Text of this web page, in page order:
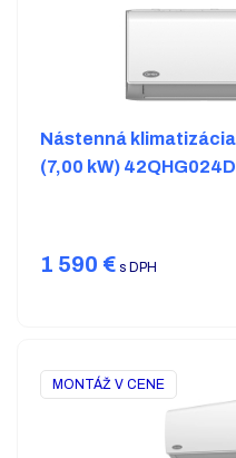
Nástenná klimatizácia
(7,00 kW)
1 590 € s DPH
MONTÁŽ V CENE